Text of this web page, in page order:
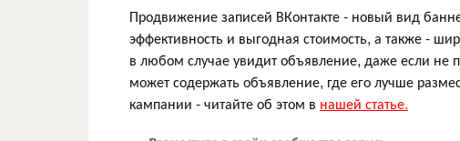
Продвижение записей ВКонтакте - новый вид
эффективность и выгодная стоимость, а также -
в любом случае увидит объявление, даже если не
может содержать объявление, где его лучше
кампании - читайте об этом в нашей статье.